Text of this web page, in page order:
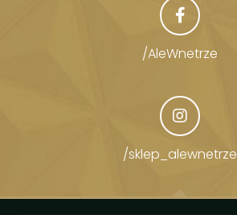
/AleWnetrze
/sklep_alewnetrze